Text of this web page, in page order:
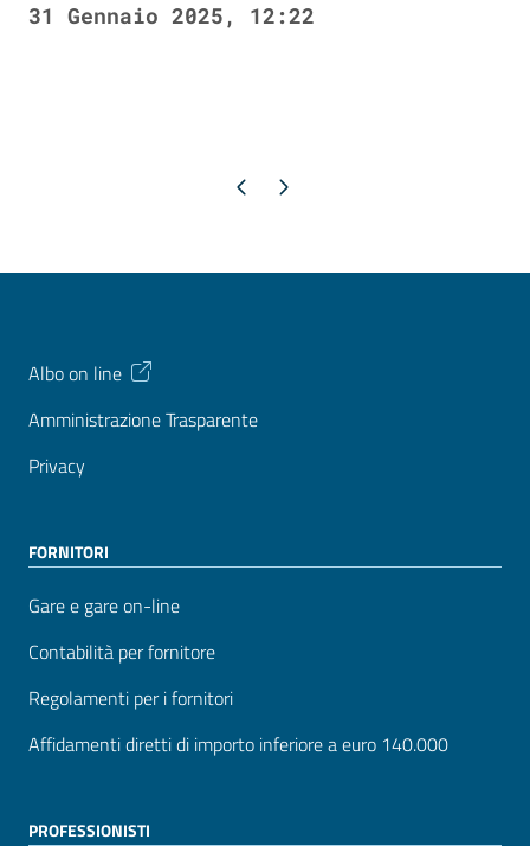
31 Gennaio 2025, 12:22
Pagina precedente
Pagina successiva
Albo on line
Amministrazione Trasparente
Privacy
FORNITORI
Gare e gare on-line
Contabilità per fornitore
Regolamenti per i fornitori
Affidamenti diretti di importo inferiore a euro 140.000
PROFESSIONISTI